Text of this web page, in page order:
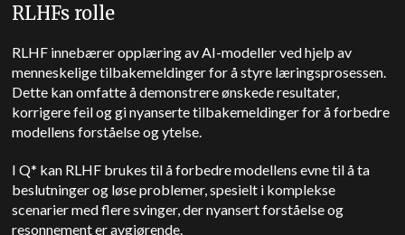
RLHFs rolle
RLHF innebærer opplæring av AI-modeller ved hjelp av
menneskelige tilbakemeldinger for å styre læringsprosessen.
Dette kan omfatte å demonstrere ønskede resultater,
korrigere feil og gi nyanserte tilbakemeldinger for å forbedre
modellens forståelse og ytelse.
I Q* kan RLHF brukes til å forbedre modellens evne til å ta
beslutninger og løse problemer, spesielt i komplekse
scenarier med flere svinger, der nyansert forståelse og
resonnement er avgjørende.